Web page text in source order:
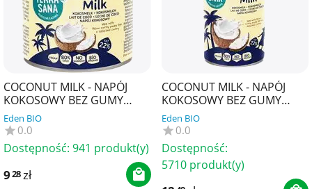
COCONUT MILK - NAPÓJ
KOKOSOWY BEZ GUMY
GUAR (22 % TŁUSZCZU) BIO
200 ml - TERRASANA
Eden BIO
0.0
Dostępność: 941 produkt(y)
928zł
COCONUT MILK - NAPÓJ
KOKOSOWY BEZ GUMY
GUAR (22 % TŁUSZCZU) BIO
400 ml - TERRASANA
Eden BIO
0.0
Dostępność:
5710 produkt(y)